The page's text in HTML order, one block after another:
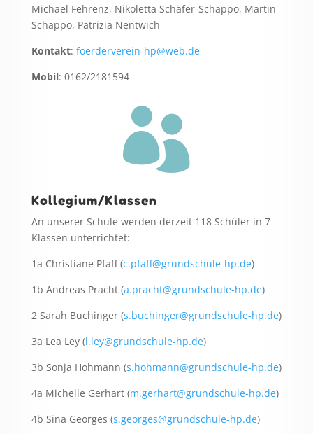
Michael Fehrenz, Nikoletta Schäfer-Schappo, Martin
Schappo, Patrizia Nentwich
Kontakt: foerderverein-hp@web.de
Mobil: 0162/2181594

Kollegium/Klassen
An unserer Schule werden derzeit 118 Schüler in 7
Klassen unterrichtet:
1a Christiane Pfaff (c.pfaff@grundschule-hp.de)
1b Andreas Pracht (a.pracht@grundschule-hp.de)
2 Sarah Buchinger (s.buchinger@grundschule-hp.de)
3a Lea Ley (l.ley@grundschule-hp.de)
3b Sonja Hohmann (s.hohmann@grundschule-hp.de)
4a Michelle Gerhart (m.gerhart@grundschule-hp.de)
4b Sina Georges (s.georges@grundschule-hp.de)